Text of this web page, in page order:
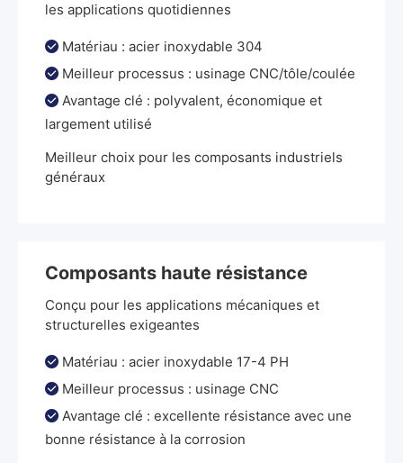
les applications quotidiennes
 Matériau : acier inoxydable 304
 Meilleur processus : usinage CNC/tôle/coulée
 Avantage clé : polyvalent, économique et
largement utilisé
Meilleur choix pour les composants industriels
généraux
Composants haute résistance
Conçu pour les applications mécaniques et
structurelles exigeantes
 Matériau : acier inoxydable 17-4 PH
 Meilleur processus : usinage CNC
 Avantage clé : excellente résistance avec une
bonne résistance à la corrosion